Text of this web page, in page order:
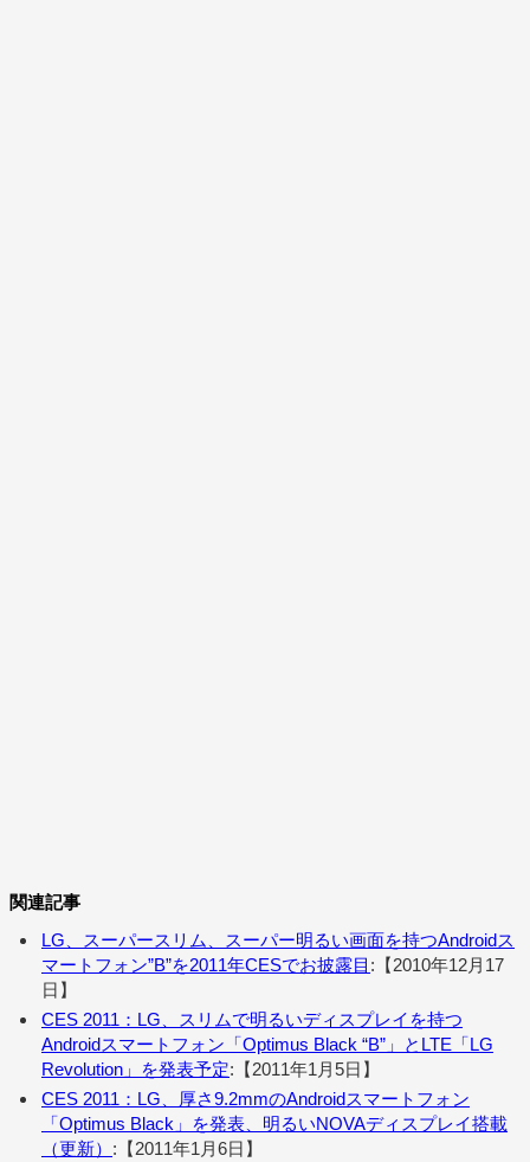
関連記事
LG、スーパースリム、スーパー明るい画面を持つAndroidス
マートフォン”B”を2011年CESでお披露目 :【2010年12月17
日】
CES 2011：LG、スリムで明るいディスプレイを持つ
Androidスマートフォン「Optimus Black “B”」とLTE「LG
Revolution」を発表予定:【2011年1月5日】
CES 2011：LG、厚さ9.2mmのAndroidスマートフォン
「Optimus Black」を発表、明るいNOVAディスプレイ搭載
（更新） :【2011年1月6日】